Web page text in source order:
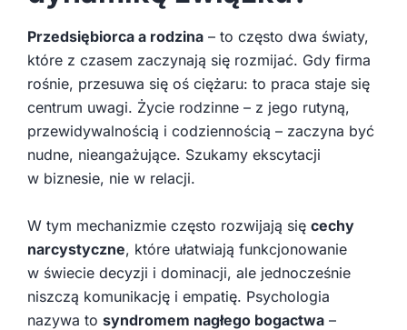
Przedsiębiorca a rodzina – to często dwa światy,
które z czasem zaczynają się rozmijać. Gdy firma
rośnie, przesuwa się oś ciężaru: to praca staje się
centrum uwagi. Życie rodzinne – z jego rutyną,
przewidywalnością i codziennością – zaczyna być
nudne, nieangażujące. Szukamy ekscytacji
w biznesie, nie w relacji.
W tym mechanizmie często rozwijają się cechy
narcystyczne, które ułatwiają funkcjonowanie
w świecie decyzji i dominacji, ale jednocześnie
niszczą komunikację i empatię. Psychologia
nazywa to syndromem nagłego bogactwa –